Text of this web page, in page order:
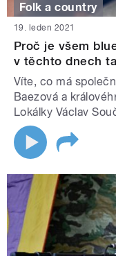
Folk a country
19. leden 2021
Proč je všem
v těchto dnech
Víte, co má
Baezová a
Lokálky Václav